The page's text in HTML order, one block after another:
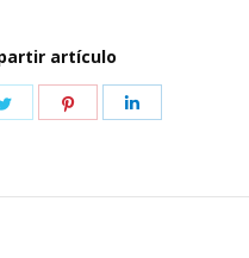
artículo
Share
Share